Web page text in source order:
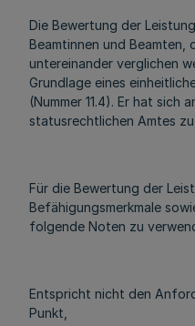
Die Bewertung der
Beamtinnen und Beamten,
untereinander verglichen
Grundlage eines
(Nummer 11.4). Er hat sich
statusrechtlichen Amtes
Für die Bewertung der
Befähigungsmerkmale
folgende Noten zu
Entspricht nicht
Punkt,